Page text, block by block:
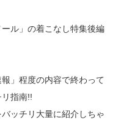
ル」の着こなし特集後編
」程度の内容で終わって
指南!!
ッチリ大量に紹介しちゃ